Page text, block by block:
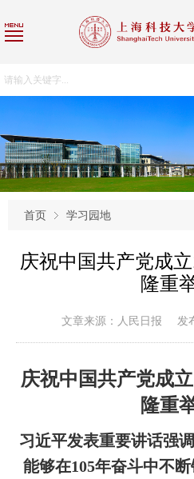
首页 学习园地
庆祝中国共产党成
隆重
文章来源：人民日报 发
庆祝中国共产党成立
隆重
习近平发表重要讲话强
能够在105年奋斗中不